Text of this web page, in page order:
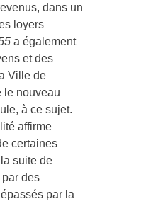
dans un
loyers
a également
et des
Ville de
le nouveau
à ce sujet.
affirme
certaines
suite de
des
par la